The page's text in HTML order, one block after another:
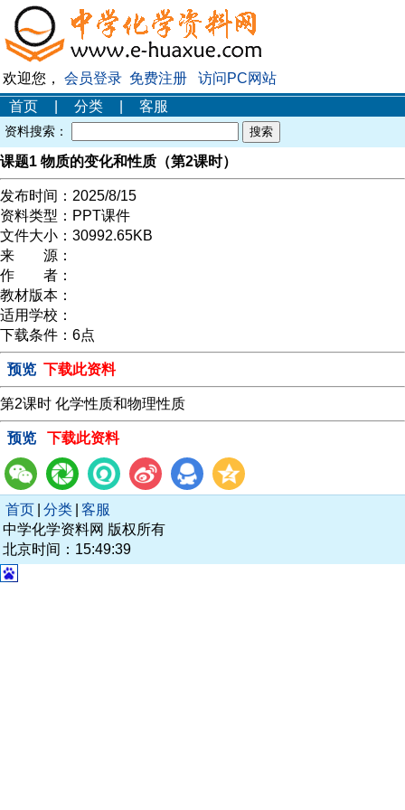
欢迎您， 会员登录 免费注册
访问PC网站
首页
分类 客服
资料搜索：
课题1 物质的变化和性质（第2课时）
发布时间： 2025/8/15
资料类型： PPT课件
文件大小： 30992.65KB
来 源：
作 者：
教材版本：
适用学校：
下载条件： 6点
预览 下载此资料
第2课时 化学性质和物理性质
预览 下载此资料
首页 分类 客服
中学化学资料网 版权所有
北京时间：15:49:39